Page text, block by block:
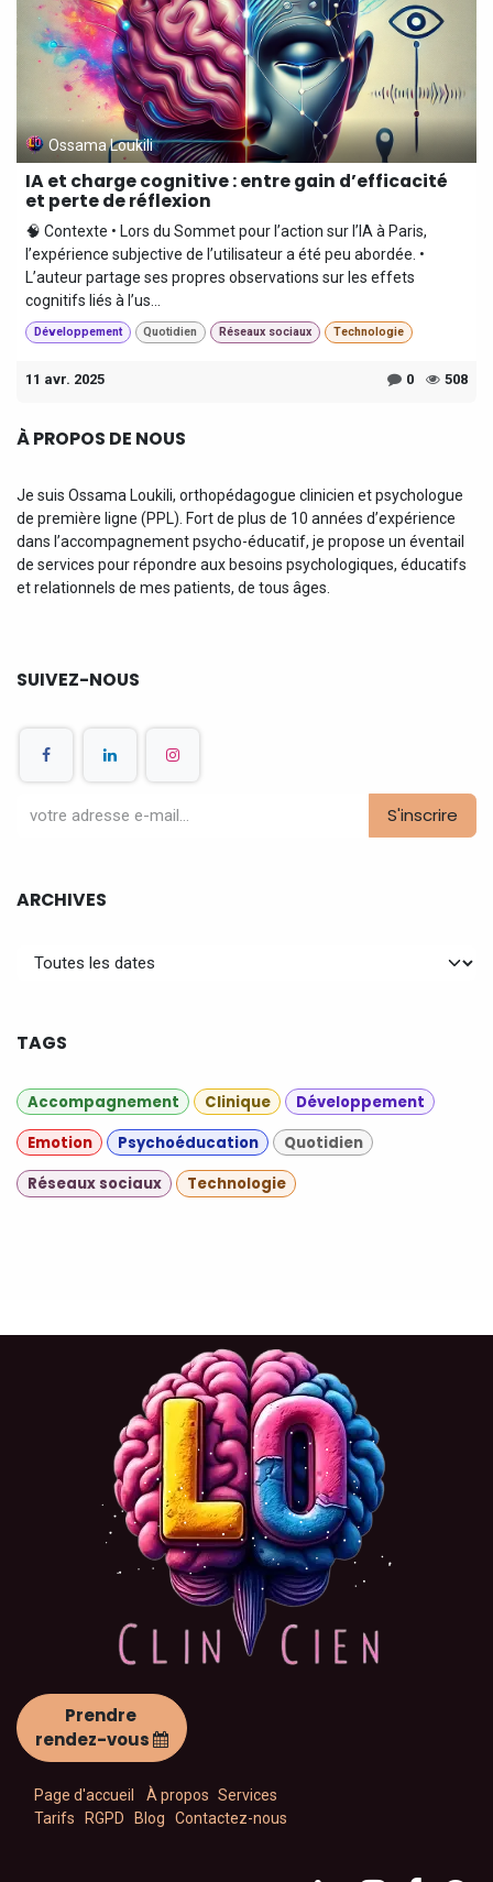
Ossama Loukili
IA et charge cognitive : entre gain d’efficacité
et perte de réflexion
🧠 Contexte • Lors du Sommet pour l’action sur l’IA à Paris,
l’expérience subjective de l’utilisateur a été peu abordée. •
L’auteur partage ses propres observations sur les effets
cognitifs liés à l’us...
Développement Quotidien Réseaux sociaux Technologie
11 avr. 2025 0 508
À PROPOS DE NOUS
Je suis Ossama Loukili, orthopédagogue clinicien et psychologue
de première ligne (PPL). Fort de plus de 10 années d’expérience
dans l’accompagnement psycho-éducatif, je propose un éventail
de services pour répondre aux besoins psychologiques, éducatifs
et relationnels de mes patients, de tous âges.
SUIVEZ-NOUS
S'inscrire
ARCHIVES
TAGS
Accompagnement Clinique
Développement
Emotion
Psychoéducation
Quotidien
Réseaux sociaux
Technologie
Prendre
rendez-vous
Page d'accueil À propos Services
Tarifs
RGPD Blog Contactez-nous